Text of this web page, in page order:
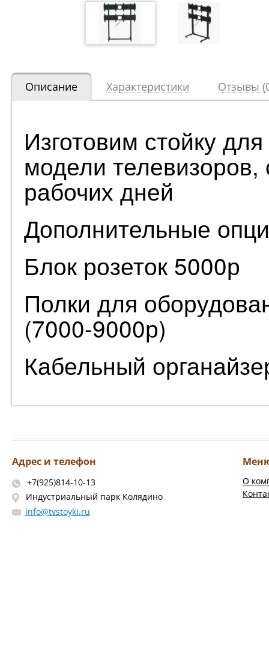
Описание Характеристики Отзывы
Изготовим стойку
модели телевизоров,
рабочих дней
Дополнительные
Блок розеток 5000р
Полки для
(7000-9000р)
Кабельный
Адрес и телефон
+7(925)814-10-13
Индустриальный парк Колядино
info@tvstoyki.ru
О